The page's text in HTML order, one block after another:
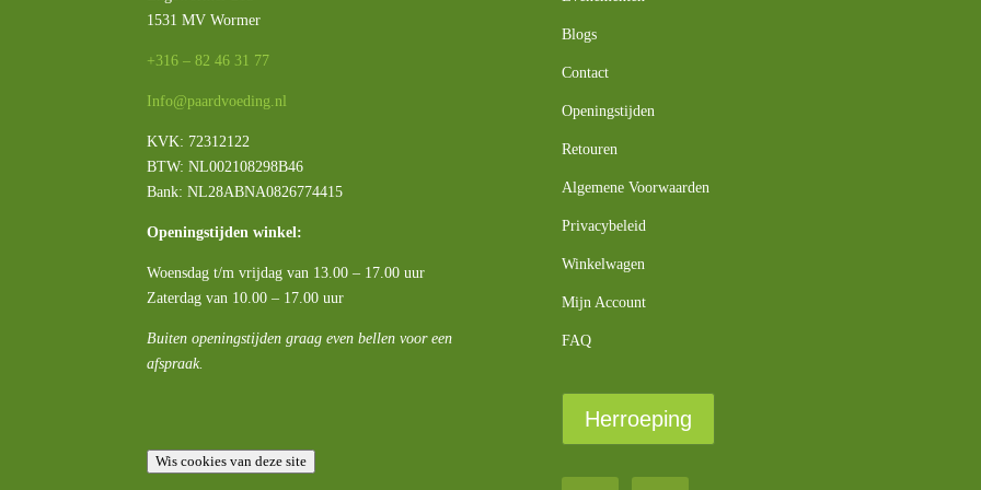
1531 MV Wormer
+316 – 82 46 31 77
Info@paardvoeding.nl
KVK: 72312122
BTW:NL002108298B46
Bank: NL28ABNA0826774415
Openingstijden winkel:
Woensdag t/m vrijdag van 13.00 – 17.00 uur
Zaterdag van 10.00 – 17.00 uur
Buiten openingstijden graag even bellen voor een
afspraak.
Wis cookies van deze site
Blogs
Contact
Openingstijden
Retouren
Algemene Voorwaarden
Privacybeleid
Winkelwagen
Mijn Account
FAQ
Herroeping